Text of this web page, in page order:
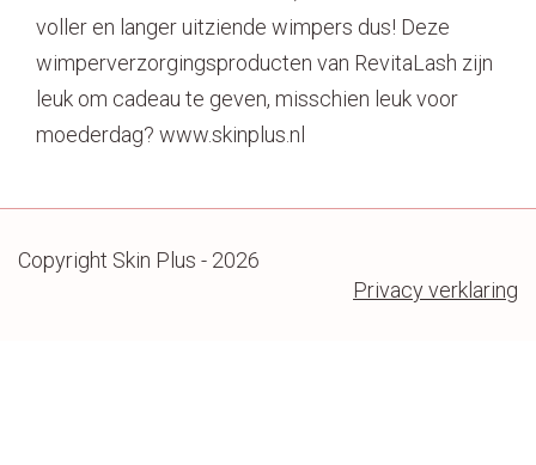
voller en langer uitziende wimpers dus! Deze
wimperverzorgingsproducten van RevitaLash zijn
leuk om cadeau te geven, misschien leuk voor
moederdag? www.skinplus.nl
Copyright Skin Plus - 2026
Privacy verklaring